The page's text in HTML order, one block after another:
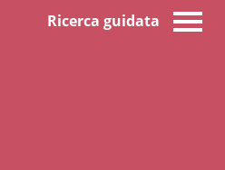
Ricerca guidata